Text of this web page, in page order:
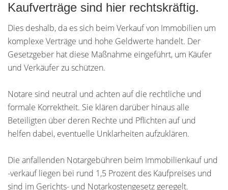
Kaufverträge sind hier rechtskräftig.
Dies deshalb, da es sich beim Verkauf von Immobilien um
komplexe Verträge und hohe Geldwerte handelt. Der
Gesetzgeber hat diese Maßnahme eingeführt, um Käufer
und Verkäufer zu schützen.
Notare sind neutral und achten auf die rechtliche und
formale Korrektheit. Sie klären darüber hinaus alle
Beteiligten über deren Rechte und Pflichten auf und
helfen dabei, eventuelle Unklarheiten aufzuklären.
Die anfallenden Notargebühren beim Immobilienkauf und
-verkauf liegen bei rund 1,5 Prozent des Kaufpreises und
sind im Gerichts- und Notarkostengesetz geregelt.